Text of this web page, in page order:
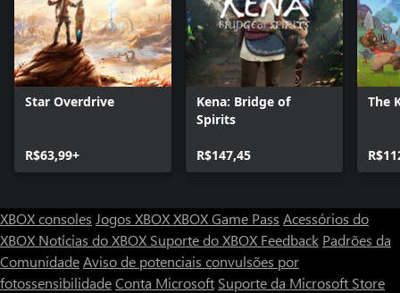
Star Overdrive
R$63,99+
Kena: Bridge of
Spirits
R$147,45
The
XBOX consoles Jogos XBOXXBOX Game Pass Acessórios do
XBOX Notícias do XBOX Suporte do XBOX Feedback Padrões da
ComunidadeAviso de potenciais convulsões por
fotossensibilidadeConta Microsoft Suporte da Microsoft Store